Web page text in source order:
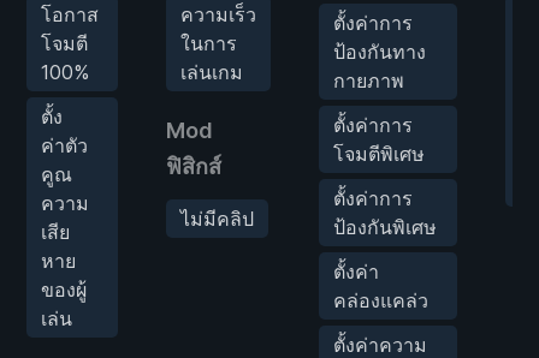
โอกาส
โจมตี
100%
ตั้ง
ค่าตัว
คูณ
ความ
เสีย
หาย
ของผู้
เล่น
ความเร็ว
ในการ
เล่นเกม
Mod
ฟิสิกส์
ไม่มีคลิป
ตั้งค่าการ
ป้องกันทาง
กายภาพ
ตั้งค่าการ
โจมตีพิเศษ
ตั้งค่าการ
ป้องกันพิเศษ
ตั้งค่า
คล่องแคล่ว
ตั้งค่าความ